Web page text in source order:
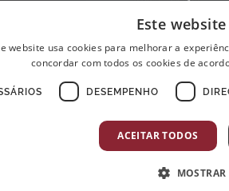
Este
website usa cookies para melhorar a
concordar com todos os cookies de
DESEMPENHO
ACEITAR TODOS